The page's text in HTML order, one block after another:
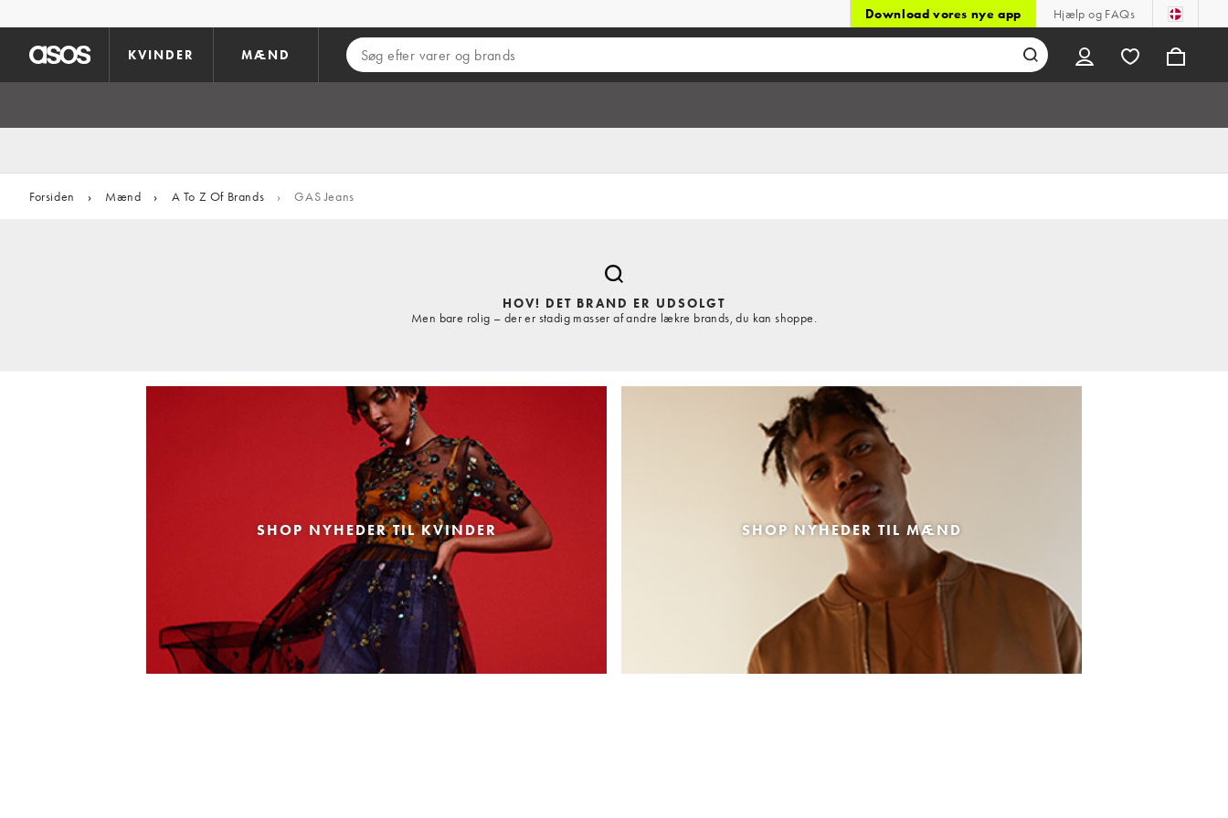
Download vores nye app Hjælp og FAQs
KVINDER MÆND
Forsiden › Mænd › A To Z Of Brands › GAS Jeans
HOV! DET BRAND ER UDSOLGT
Men bare rolig – der er stadig masser af andre lækre brands, du kan shoppe.
SHOP NYHEDER TIL KVINDER SHOP NYHEDER TIL MÆND